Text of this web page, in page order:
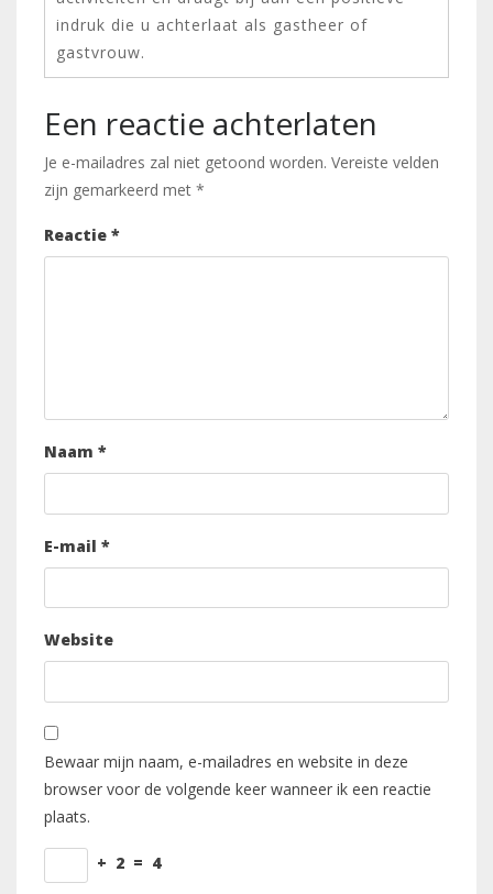
indruk die u achterlaat als gastheer of
gastvrouw.
Een reactie achterlaten
Je e-mailadres zal niet getoond worden. Vereiste velden
zijn gemarkeerd met *
Reactie *
Naam *
E-mail *
Website
Bewaar mijn naam, e-mailadres en website in deze
browser voor de volgende keer wanneer ik een reactie
plaats.
+ 2 = 4